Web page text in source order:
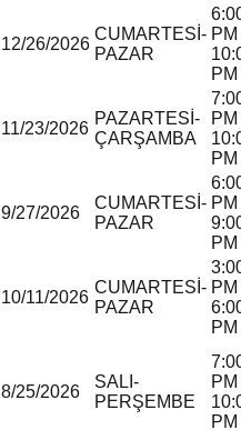
12/26/2026
CUMARTESİ-
PAZAR
PM
PM
11/23/2026
PAZARTESİ-
ÇARŞAMBA
PM
PM
9/27/2026
CUMARTESİ-
PAZAR
PM
PM
10/11/2026
CUMARTESİ-
PAZAR
PM
PM
8/25/2026
SALI-
PERŞEMBE
PM
PM